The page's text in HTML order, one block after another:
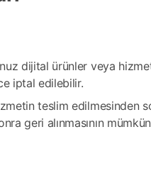
dijital ürünler veya
iptal edilebilir.
teslim edilmesinden
geri alınmasının